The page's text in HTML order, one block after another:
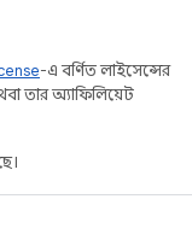
-এ বর্ণিত লাইসেন্সের
তার অ্যাফিলিয়েট